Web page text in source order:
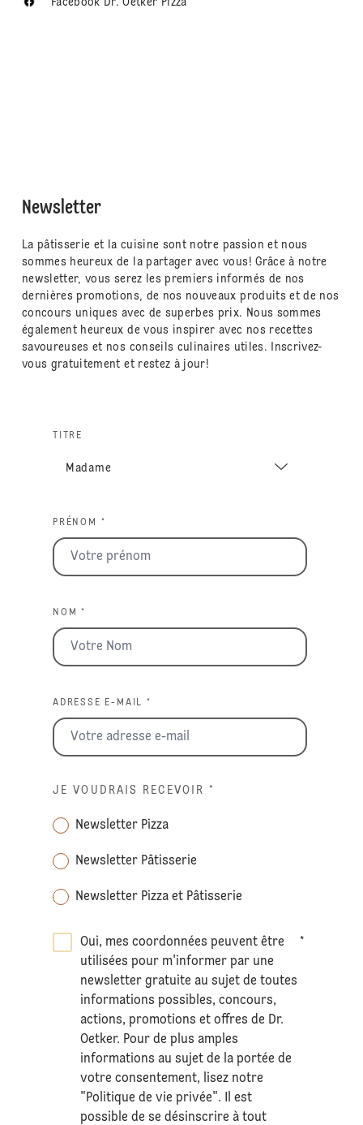
Newsletter
La pâtisserie et la cuisine sont notre passion et nous
sommes heureux de la partager avec vous! Grâce à notre
newsletter, vous serez les premiers informés de nos
dernières promotions, de nos nouveaux produits et de nos
concours uniques avec de superbes prix. Nous sommes
également heureux de vous inspirer avec nos recettes
savoureuses et nos conseils culinaires utiles. Inscrivez-
vous gratuitement et restez à jour!
TITRE
PRÉNOM *
NOM *
ADRESSE E-MAIL *
JE VOUDRAIS RECEVOIR *
Newsletter Pizza
Newsletter Pâtisserie
Newsletter Pizza et Pâtisserie
Oui, mes coordonnées peuvent être
utilisées pour m'informer par une
newsletter gratuite au sujet de toutes
informations possibles, concours,
actions, promotions et offres de Dr.
Oetker. Pour de plus amples
informations au sujet de la portée de
votre consentement, lisez notre
"Politique de vie privée". Il est
possible de se désinscrire à tout
*